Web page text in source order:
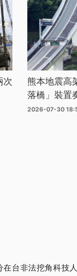
次
熊本地震高
落橋」裝置
2026-07-30
在台非法挖角科技